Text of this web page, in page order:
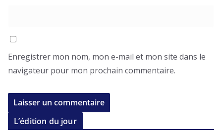
Enregistrer mon nom, mon e-mail et mon site dans le
navigateur pour mon prochain commentaire.
L’édition du jour